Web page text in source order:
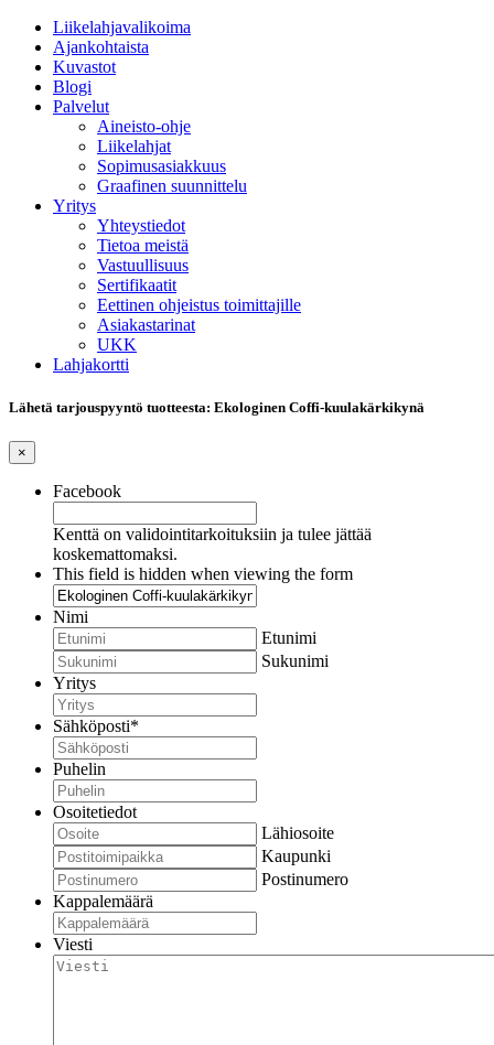
Liikelahjavalikoima
Ajankohtaista
Kuvastot
Blogi
Palvelut
Aineisto-ohje
Liikelahjat
Sopimusasiakkuus
Graafinen suunnittelu
Yritys
Yhteystiedot
Tietoa meistä
Vastuullisuus
Sertifikaatit
Eettinen ohjeistus toimittajille
Asiakastarinat
UKK
Lahjakortti
Lähetä tarjouspyyntö tuotteesta: Ekologinen Coffi-kuulakärkikynä
×
Facebook
Kenttä on validointitarkoituksiin ja tulee jättää
koskemattomaksi.
This field is hidden when viewing the form
Nimi
Etunimi
Sukunimi
Yritys
Sähköposti*
Puhelin
Osoitetiedot
Lähiosoite
Kaupunki
Postinumero
Kappalemäärä
Viesti